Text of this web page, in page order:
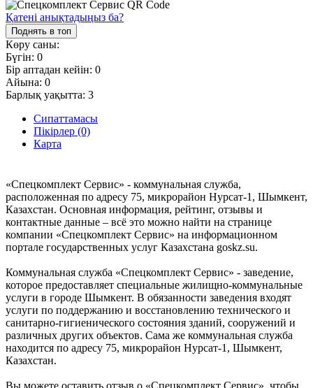
Қатені анықтадыңыз ба?
Поднять в топ
Көру саны:
Бүгін: 0
Бір аптадан кейін: 0
Айына: 0
Барлық уақытта: 3
Сипаттамасы
Пікірлер (0)
Карта
«Спецкомплект Сервис» - коммунальная служба,
расположенная по адресу 75, микрорайон Нурсат-1, Шымкент,
Казахстан. Основная информация, рейтинг, отзывы и
контактные данные – всё это можно найти на странице
компании «Спецкомплект Сервис» на информационном
портале государственных услуг Казахстана goskz.su.
Коммунальная служба «Спецкомплект Сервис» - заведение,
которое предоставляет специальные жилищно-коммунальные
услуги в городе Шымкент. В обязанности заведения входят
услуги по поддержанию и восстановлению технического и
санитарно-гигиенического состояния зданий, сооружений и
различных других объектов. Сама же коммунальная служба
находится по адресу 75, микрорайон Нурсат-1, Шымкент,
Казахстан.
Вы можете оставить отзыв о «Спецкомплект Сервис», чтобы